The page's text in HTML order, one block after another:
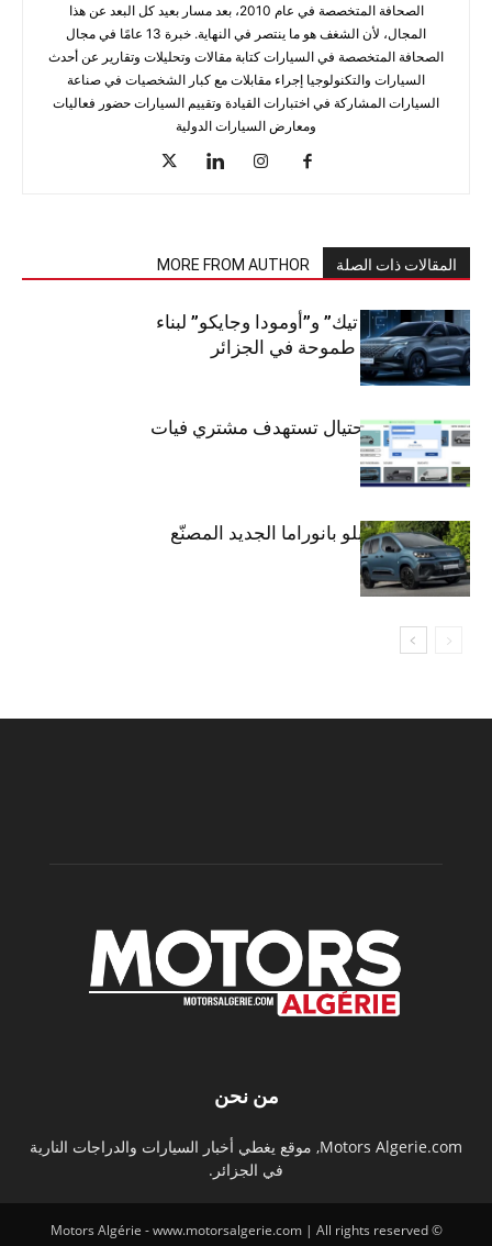
الصحافة المتخصصة في عام 2010، بعد مسار بعيد كل البعد عن هذا
المجال، لأن الشغف هو ما ينتصر في النهاية. خبرة 13 عامًا في مجال
الصحافة المتخصصة في السيارات كتابة مقالات وتحليلات وتقارير عن أحدث
السيارات والتكنولوجيا إجراء مقابلات مع كبار الشخصيات في صناعة
السيارات المشاركة في اختبارات القيادة وتقييم السيارات حضور فعاليات
ومعارض السيارات الدولية
المقالات ذات الصلة MORE FROM AUTHOR
شراكة “كارس تيك” و”أومودا وجايكو” لبناء
صناعة سيارات طموحة في الجزائر
تحذير: عملية احتيال تستهدف مشتري فيات
دوبلو بانوراما
فيات تطلق دوبلو بانوراما الجديد المصنّع
في الجزائر
من نحن
Motors Algerie.com, موقع يغطي أخبار السيارات والدراجات النارية
في الجزائر.
© Motors Algérie - www.motorsalgerie.com | All rights reserved